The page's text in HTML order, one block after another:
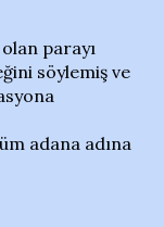
parayı
söylemiş ve
adana adına